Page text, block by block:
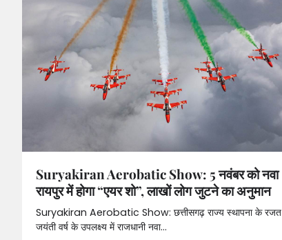
Suryakiran Aerobatic Show: 5 नवंबर को नवा
रायपुर में होगा “एयर शो”, लाखों लोग जुटने का अनुमान
Suryakiran Aerobatic Show: छत्तीसगढ़ राज्य स्थापना के रजत
जयंती वर्ष के उपलक्ष्य में राजधानी नवा…